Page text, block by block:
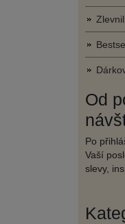
Od
Po
Vaší
slevy,